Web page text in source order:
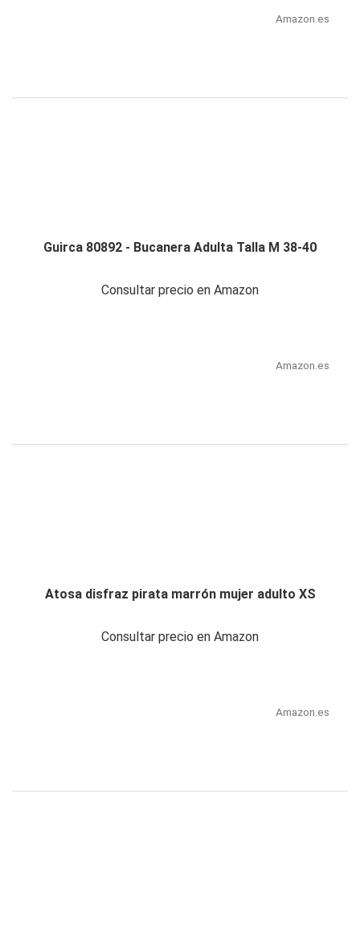
Amazon.es
Guirca 80892 - Bucanera Adulta Talla M 38-40
Consultar precio en Amazon
Amazon.es
Atosa disfraz pirata marrón mujer adulto XS
Consultar precio en Amazon
Amazon.es